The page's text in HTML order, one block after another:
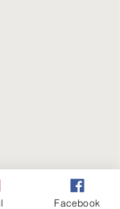
Facebook